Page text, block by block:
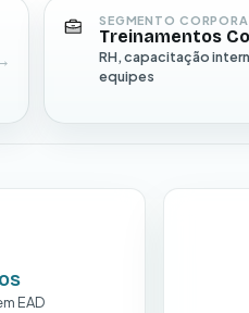
SEGMENTO
Treinamentos
RH, capacitação
equipes
EAD